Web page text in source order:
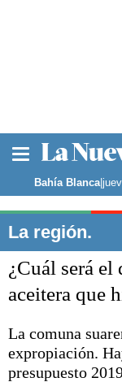
Noticias
Deportes
Bahía Blanca|
La región.
¿Cuál será
aceitera que
La comuna
expropiación.
presupuesto